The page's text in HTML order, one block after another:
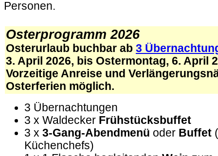
Personen.
Osterprogramm 2026
Osterurlaub buchbar ab 3
3. April 2026, bis Ostermontag, 6. April
Vorzeitige Anreise und
Osterferien möglich.
3 Übernachtungen
3 x Waldecker Frühstücksbuffet
3 x 3-Gang-Abendmenü oder Buffet
Küchenchefs)